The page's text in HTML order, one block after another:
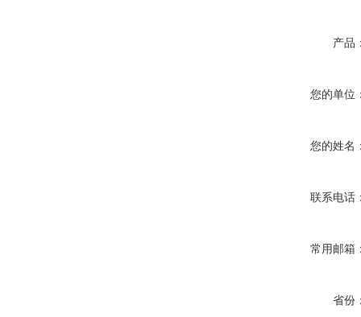
产品
您的单位
您的姓名
联系电话
常用邮箱
省份